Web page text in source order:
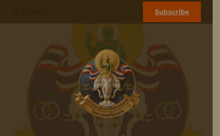
Subscribe